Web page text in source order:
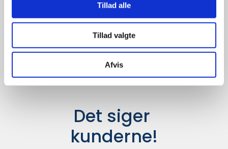
Tillad alle
Tillad valgte
Afvis
helt særligt ønske, så send en
forespørgsel tilinfo@syddesign.dk,
så finder vi det helt rigtige produkt
til en konkurrence dygtig pris.
Det siger
kunderne!